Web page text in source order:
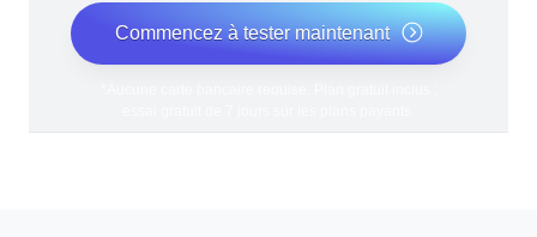
Commencez à tester maintenant